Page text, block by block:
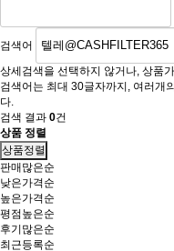
검색어
상세검색을 선택하지 않거나, 상품
검색어는 최대 30글자까지, 여러개
다.
검색 결과 0건
상품 정렬
상품정렬
판매많은순
낮은가격순
높은가격순
평점높은순
후기많은순
최근등록순